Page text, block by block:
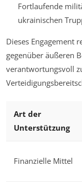
Fortlaufende
ukrainischen
Dieses Engagement
gegenüber äußeren
verantwortungsvoll
Art der
Unterstützung
Finanzielle Mittel